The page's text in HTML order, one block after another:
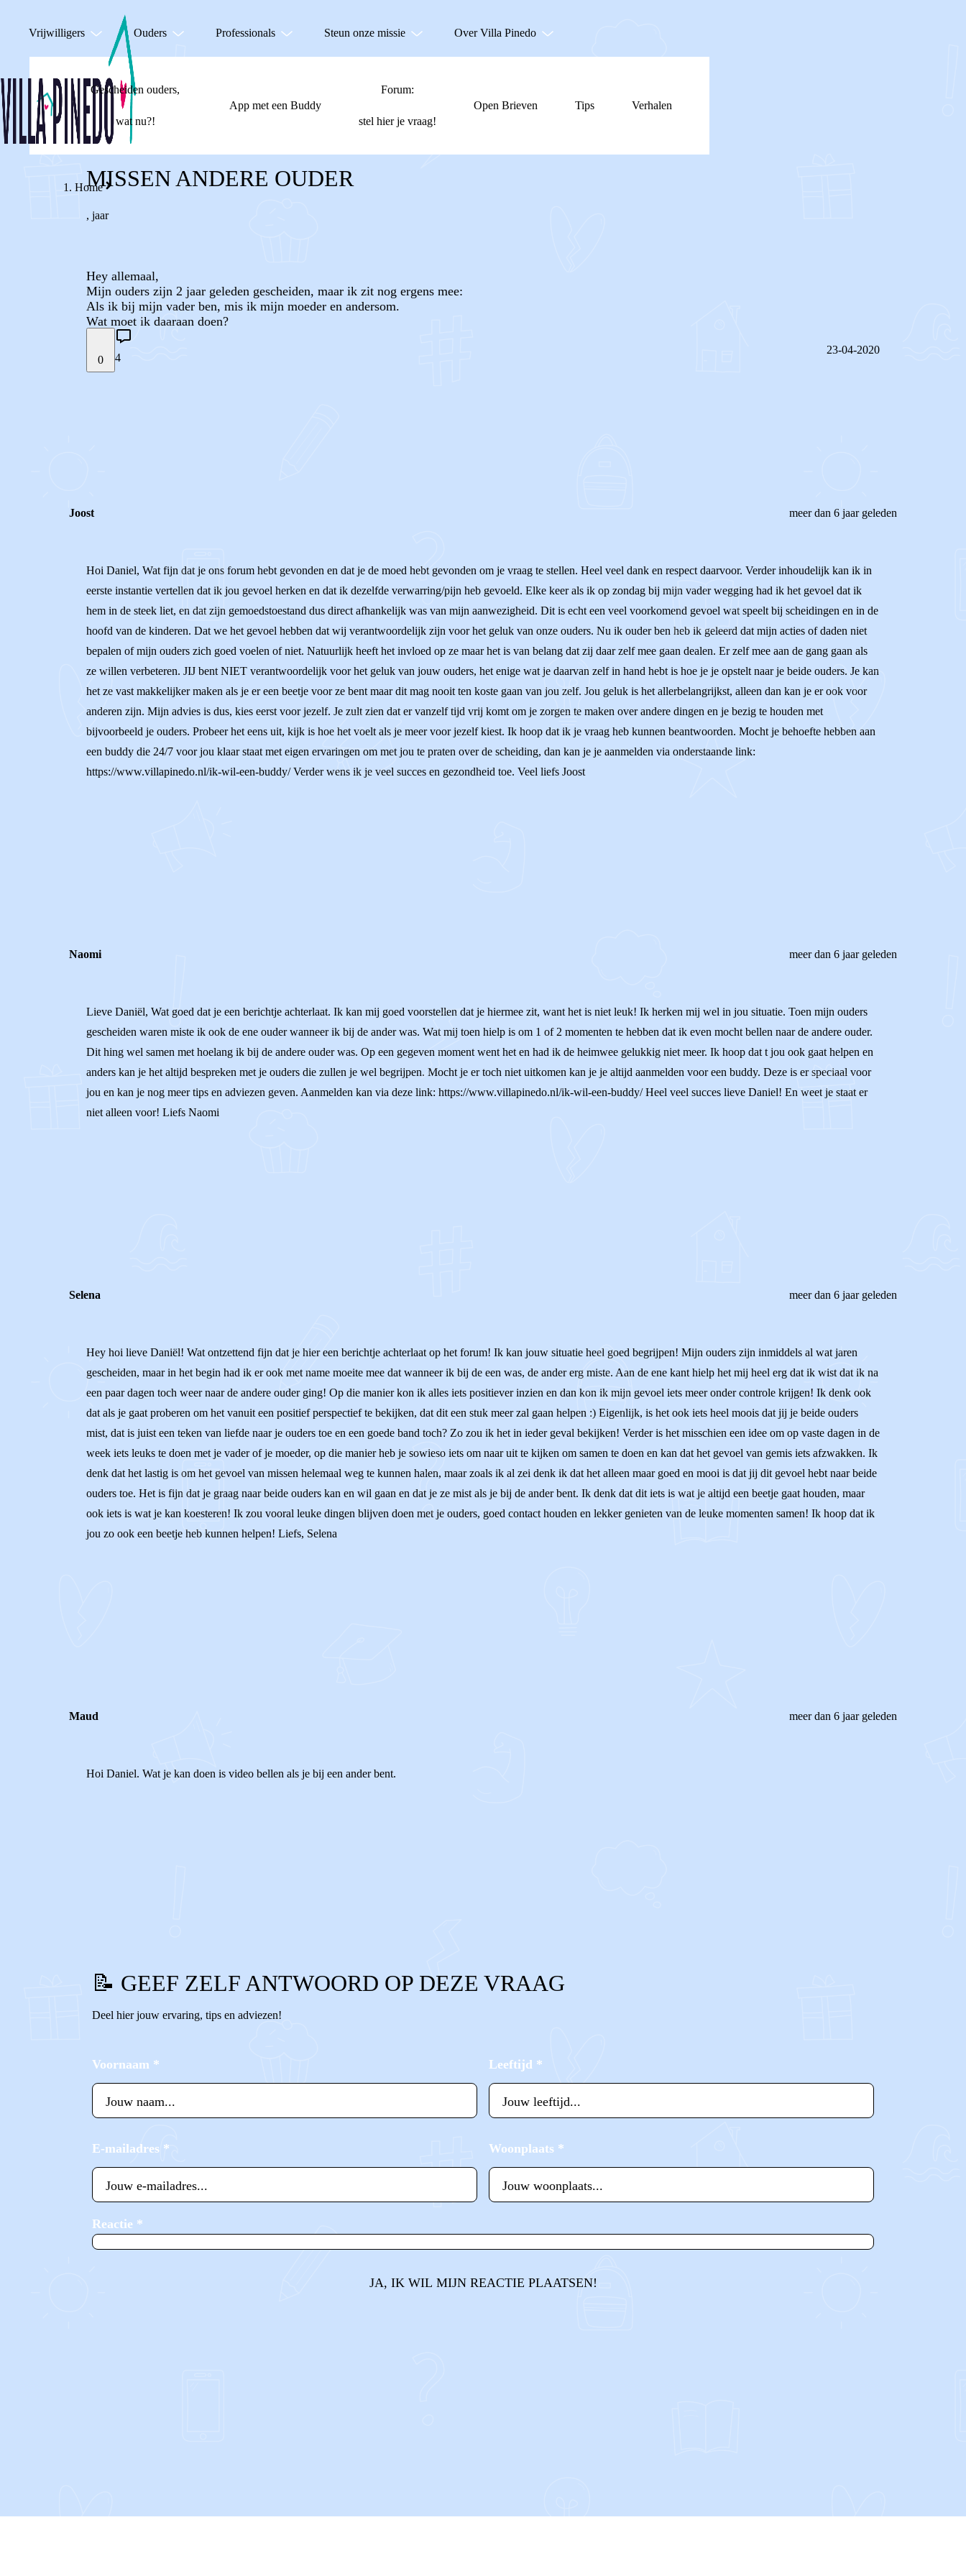
Vrijwilligers Ouders Professionals Steun onze missie Over Villa Pinedo
Gescheiden ouders,
wat nu?!
App met een Buddy
Forum:
stel hier je vraag!
Open Brieven Tips Verhalen
Home
MISSEN ANDERE OUDER
, jaar
Hey allemaal,
Mijn ouders zijn 2 jaar geleden gescheiden, maar ik zit nog ergens mee:
Als ik bij mijn vader ben, mis ik mijn moeder en andersom.
Wat moet ik daaraan doen?
0 4
23-04-2020
Joost meer dan 6 jaar geleden
Hoi Daniel, Wat fijn dat je ons forum hebt gevonden en dat je de moed hebt gevonden om je vraag te stellen. Heel veel dank en respect daarvoor. Verder inhoudelijk kan ik in
eerste instantie vertellen dat ik jou gevoel herken en dat ik dezelfde verwarring/pijn heb gevoeld. Elke keer als ik op zondag bij mijn vader wegging had ik het gevoel dat ik
hem in de steek liet, en dat zijn gemoedstoestand dus direct afhankelijk was van mijn aanwezigheid. Dit is echt een veel voorkomend gevoel wat speelt bij scheidingen en in de
hoofd van de kinderen. Dat we het gevoel hebben dat wij verantwoordelijk zijn voor het geluk van onze ouders. Nu ik ouder ben heb ik geleerd dat mijn acties of daden niet
bepalen of mijn ouders zich goed voelen of niet. Natuurlijk heeft het invloed op ze maar het is van belang dat zij daar zelf mee gaan dealen. Er zelf mee aan de gang gaan als
ze willen verbeteren. JIJ bent NIET verantwoordelijk voor het geluk van jouw ouders, het enige wat je daarvan zelf in hand hebt is hoe je je opstelt naar je beide ouders. Je kan
het ze vast makkelijker maken als je er een beetje voor ze bent maar dit mag nooit ten koste gaan van jou zelf. Jou geluk is het allerbelangrijkst, alleen dan kan je er ook voor
anderen zijn. Mijn advies is dus, kies eerst voor jezelf. Je zult zien dat er vanzelf tijd vrij komt om je zorgen te maken over andere dingen en je bezig te houden met
bijvoorbeeld je ouders. Probeer het eens uit, kijk is hoe het voelt als je meer voor jezelf kiest. Ik hoop dat ik je vraag heb kunnen beantwoorden. Mocht je behoefte hebben aan
een buddy die 24/7 voor jou klaar staat met eigen ervaringen om met jou te praten over de scheiding, dan kan je je aanmelden via onderstaande link:
https://www.villapinedo.nl/ik-wil-een-buddy/ Verder wens ik je veel succes en gezondheid toe. Veel liefs Joost
Naomi meer dan 6 jaar geleden
Lieve Daniël, Wat goed dat je een berichtje achterlaat. Ik kan mij goed voorstellen dat je hiermee zit, want het is niet leuk! Ik herken mij wel in jou situatie. Toen mijn ouders
gescheiden waren miste ik ook de ene ouder wanneer ik bij de ander was. Wat mij toen hielp is om 1 of 2 momenten te hebben dat ik even mocht bellen naar de andere ouder.
Dit hing wel samen met hoelang ik bij de andere ouder was. Op een gegeven moment went het en had ik de heimwee gelukkig niet meer. Ik hoop dat t jou ook gaat helpen en
anders kan je het altijd bespreken met je ouders die zullen je wel begrijpen. Mocht je er toch niet uitkomen kan je je altijd aanmelden voor een buddy. Deze is er speciaal voor
jou en kan je nog meer tips en adviezen geven. Aanmelden kan via deze link: https://www.villapinedo.nl/ik-wil-een-buddy/ Heel veel succes lieve Daniel! En weet je staat er
niet alleen voor! Liefs Naomi
Selena meer dan 6 jaar geleden
Hey hoi lieve Daniël! Wat ontzettend fijn dat je hier een berichtje achterlaat op het forum! Ik kan jouw situatie heel goed begrijpen! Mijn ouders zijn inmiddels al wat jaren
gescheiden, maar in het begin had ik er ook met name moeite mee dat wanneer ik bij de een was, de ander erg miste. Aan de ene kant hielp het mij heel erg dat ik wist dat ik na
een paar dagen toch weer naar de andere ouder ging! Op die manier kon ik alles iets positiever inzien en dan kon ik mijn gevoel iets meer onder controle krijgen! Ik denk ook
dat als je gaat proberen om het vanuit een positief perspectief te bekijken, dat dit een stuk meer zal gaan helpen :) Eigenlijk, is het ook iets heel moois dat jij je beide ouders
mist, dat is juist een teken van liefde naar je ouders toe en een goede band toch? Zo zou ik het in ieder geval bekijken! Verder is het misschien een idee om op vaste dagen in de
week iets leuks te doen met je vader of je moeder, op die manier heb je sowieso iets om naar uit te kijken om samen te doen en kan dat het gevoel van gemis iets afzwakken. Ik
denk dat het lastig is om het gevoel van missen helemaal weg te kunnen halen, maar zoals ik al zei denk ik dat het alleen maar goed en mooi is dat jij dit gevoel hebt naar beide
ouders toe. Het is fijn dat je graag naar beide ouders kan en wil gaan en dat je ze mist als je bij de ander bent. Ik denk dat dit iets is wat je altijd een beetje gaat houden, maar
ook iets is wat je kan koesteren! Ik zou vooral leuke dingen blijven doen met je ouders, goed contact houden en lekker genieten van de leuke momenten samen! Ik hoop dat ik
jou zo ook een beetje heb kunnen helpen! Liefs, Selena
Maud meer dan 6 jaar geleden
Hoi Daniel. Wat je kan doen is video bellen als je bij een ander bent.
📝 GEEF ZELF ANTWOORD OP DEZE VRAAG
Deel hier jouw ervaring, tips en adviezen!
Voornaam * Leeftijd *
E-mailadres * Woonplaats *
Reactie *
JA, IK WIL MIJN REACTIE PLAATSEN!